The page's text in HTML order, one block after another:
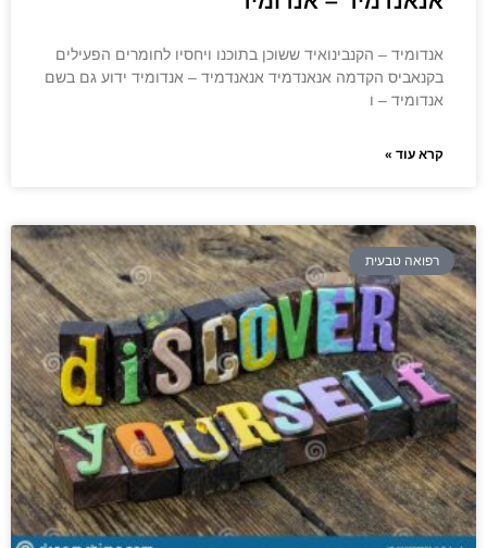
אנדומיד – הקנבינואיד ששוכן בתוכנו ויחסיו לחומרים הפעילים
בקנאביס הקדמה אנאנדמיד אנאנדמיד – אנדומיד ידוע גם בשם
אנדומיד – ו
קרא עוד »
רפואה טבעית